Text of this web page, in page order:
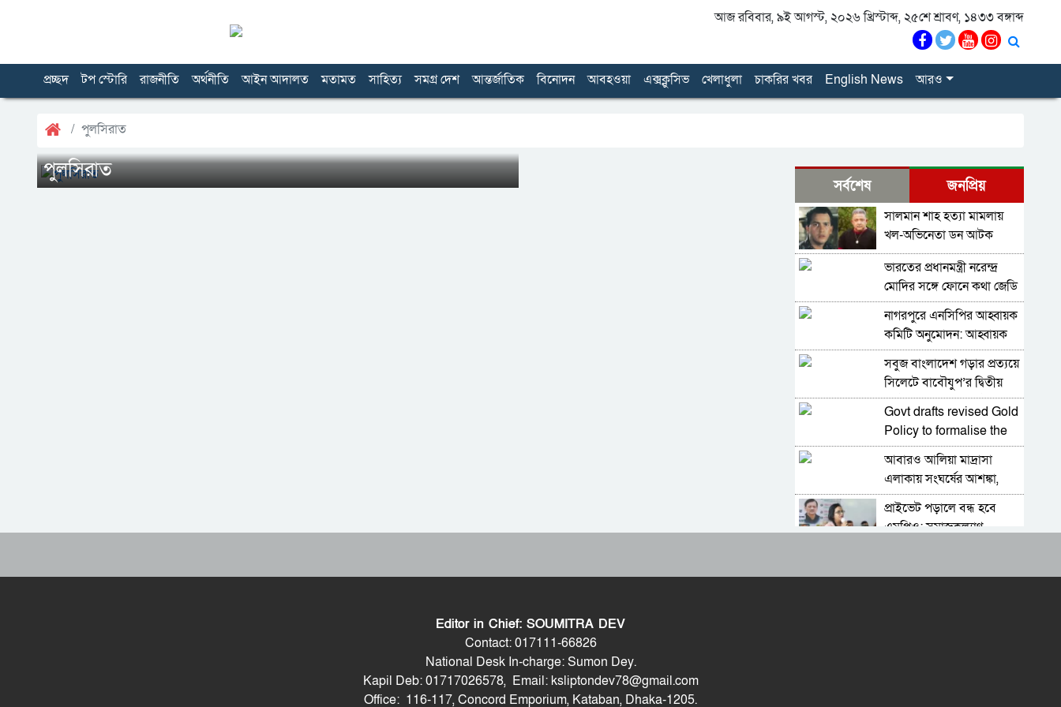
আজ রবিবার, ৯ই আগস্ট, ২০২৬ খ্রিস্টাব্দ, ২৫শে শ্রাবণ, ১৪৩৩ বঙ্গাব্দ
প্রচ্ছদ টপ স্টোরি রাজনীতি অর্থনীতি আইন আদালত মতামত সাহিত্য সমগ্র দেশ আন্তর্জাতিক বিনোদন আবহওয়া এক্সক্লুসিভ খেলাধুলা চাকরির খবর English News আরও
পুলসিরাত
পুলসিরাত
সর্বশেষ জনপ্রিয়
সালমান শাহ হত্যা মামলায়
খল-অভিনেতা ডন আটক
ভারতের প্রধানমন্ত্রী নরেন্দ্র
মোদির সঙ্গে ফোনে কথা জেডি
ভ্যান্সের, গভীর হচ্ছে ভারত-
যুক্তরাষ্ট্র সম্পর্ক
নাগরপুরে এনসিপির আহ্বায়ক
কমিটি অনুমোদন: আহ্বায়ক
তারিয়াশ পলাশ, সদস্য সচিব
সরদার আশরাফ
সবুজ বাংলাদেশ গড়ার প্রত্যয়ে
সিলেটে বাবৌযুপ’র দ্বিতীয়
পর্যায়ে বৃক্ষরোপণ কর্মসূচি
সম্পন্ন
Govt drafts revised Gold
Policy to formalise the
sector
আবারও আলিয়া মাদ্রাসা
এলাকায় সংঘর্ষের আশঙ্কা,
পুলিশ মোতায়েন
প্রাইভেট পড়ালে বন্ধ হবে
এমপিও: সমাজকল্যাণ
ইনিংস ব্যবধানে হারল
Editor in Chief: SOUMITRA DEV
Contact: 017111-66826
National Desk In-charge: Sumon Dey.
Kapil Deb: 01717026578, Email: ksliptondev78@gmail.com
Office: 116-117, Concord Emporium, Kataban, Dhaka-1205.